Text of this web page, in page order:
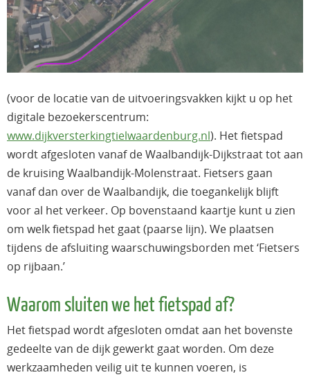
(voor de locatie van de uitvoeringsvakken kijkt u op het
digitale bezoekerscentrum:
www.dijkversterkingtielwaardenburg.nl). Het fietspad
wordt afgesloten vanaf de Waalbandijk-Dijkstraat tot aan
de kruising Waalbandijk-Molenstraat. Fietsers gaan
vanaf dan over de Waalbandijk, die toegankelijk blijft
voor al het verkeer. Op bovenstaand kaartje kunt u zien
om welk fietspad het gaat (paarse lijn). We plaatsen
tijdens de afsluiting waarschuwingsborden met ‘Fietsers
op rijbaan.’
Waarom sluiten we het fietspad af?
Het fietspad wordt afgesloten omdat aan het bovenste
gedeelte van de dijk gewerkt gaat worden. Om deze
werkzaamheden veilig uit te kunnen voeren, is